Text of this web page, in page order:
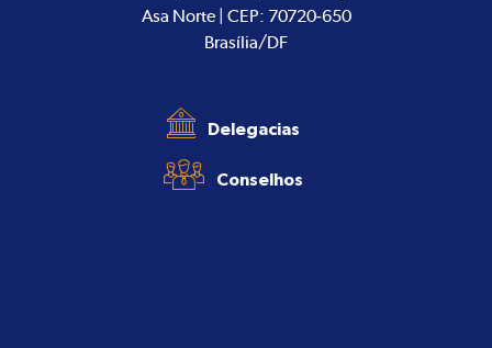
Asa Norte | CEP: 70720-650
Brasília/DF
Delegacias
Conselhos